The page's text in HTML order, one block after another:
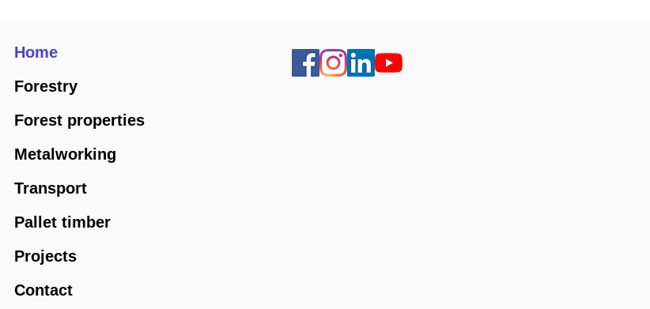
Home
Forestry
Forest properties
Metalworking
Transport
Pallet timber
Projects
Contact